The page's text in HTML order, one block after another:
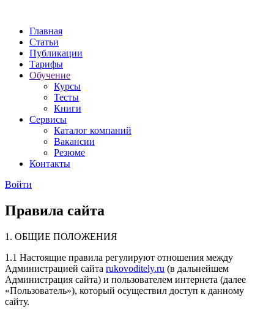
Главная
Статьи
Публикации
Тарифы
Обучение
Курсы
Тесты
Книги
Сервисы
Каталог компаний
Вакансии
Резюме
Контакты
Войти
Правила сайта
1. ОБЩИЕ ПОЛОЖЕНИЯ
1.1 Настоящие правила регулируют отношения между
Администрацией сайта rukovoditely.ru (в дальнейшем
Администрация сайта) и пользователем интернета (далее
«Пользователь»), который осуществил доступ к данному
сайту.